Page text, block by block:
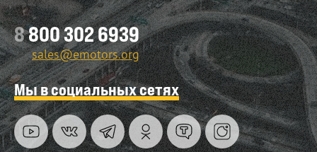
8800 302 6939
sales@emotors.org
Мы в социальных сетях